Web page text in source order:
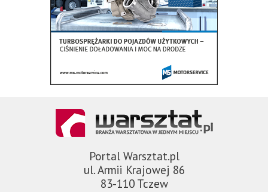
Portal Warsztat.pl
ul. Armii Krajowej 86
83-110 Tczew